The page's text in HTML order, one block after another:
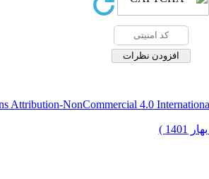
Attribution-NonCommercial 4.0